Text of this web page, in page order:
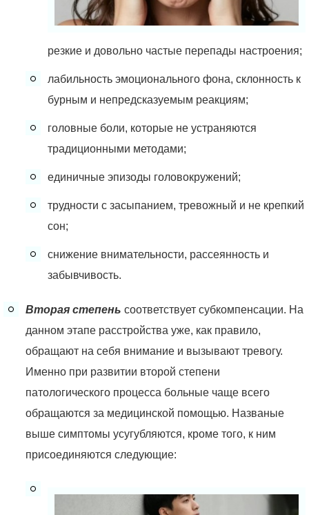
резкие и довольно частые перепады настроения;
лабильность эмоционального фона, склонность к
бурным и непредсказуемым реакциям;
головные боли, которые не устраняются
традиционными методами;
единичные эпизоды головокружений;
трудности с засыпанием, тревожный и не крепкий
сон;
снижение внимательности, рассеянность и
забывчивость.
Вторая степень соответствует субкомпенсации. На
данном этапе расстройства уже, как правило,
обращают на себя внимание и вызывают тревогу.
Именно при развитии второй степени
патологического процесса больные чаще всего
обращаются за медицинской помощью. Названые
выше симптомы усугубляются, кроме того, к ним
присоединяются следующие: